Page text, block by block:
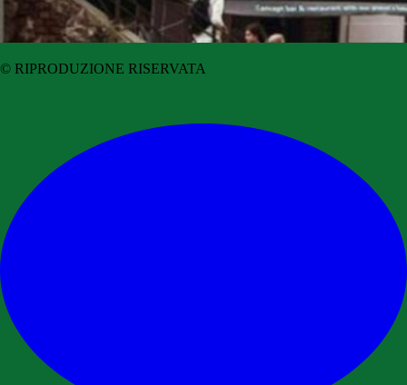
© RIPRODUZIONE RISERVATA